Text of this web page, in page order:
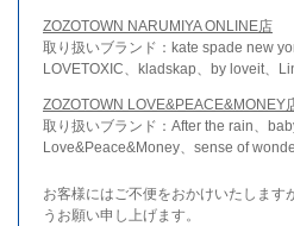
ZOZOTOWN NARUMIYA ONLINE店
取り扱いブランド：kate spade new
LOVETOXIC、kladskap、by loveit、
ZOZOTOWN LOVE&PEACE&MONEY
取り扱いブランド：After the rain、
Love&Peace&Money、sense of
お客様にはご不便をおかけいたします
うお願い申し上げます。